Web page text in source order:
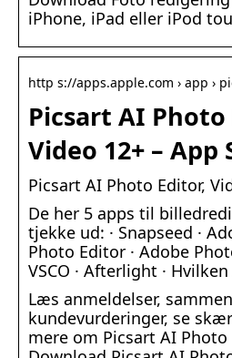
iPhone, iPad eller iPod
http s://apps.apple.com › app ›
Picsart AI Photo
Video 12+ – App
‎Picsart AI Photo Editor,
De her 5 apps til
tjekke ud: · Snapseed ·
Photo Editor · Adobe
VSCO · Afterlight ·
Læs anmeldelser,
kundevurderinger, se
mere om Picsart AI Photo